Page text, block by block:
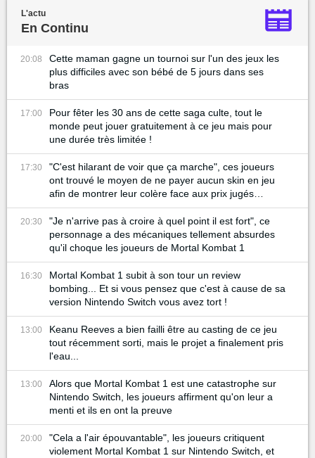
L'actu
En Continu
20:08
Cette maman gagne un tournoi sur l'un des jeux les
plus difficiles avec son bébé de 5 jours dans ses
bras
17:00
Pour fêter les 30 ans de cette saga culte, tout le
monde peut jouer gratuitement à ce jeu mais pour
une durée très limitée !
17:30
"C'est hilarant de voir que ça marche", ces joueurs
ont trouvé le moyen de ne payer aucun skin en jeu
afin de montrer leur colère face aux prix jugés
beaucoup trop élevés
20:30
"Je n'arrive pas à croire à quel point il est fort", ce
personnage a des mécaniques tellement absurdes
qu'il choque les joueurs de Mortal Kombat 1
16:30
Mortal Kombat 1 subit à son tour un review
bombing... Et si vous pensez que c'est à cause de sa
version Nintendo Switch vous avez tort !
13:00
Keanu Reeves a bien failli être au casting de ce jeu
tout récemment sorti, mais le projet a finalement pris
l'eau...
13:00
Alors que Mortal Kombat 1 est une catastrophe sur
Nintendo Switch, les joueurs affirment qu'on leur a
menti et ils en ont la preuve
20:00
"Cela a l'air épouvantable", les joueurs critiquent
violement Mortal Kombat 1 sur Nintendo Switch, et